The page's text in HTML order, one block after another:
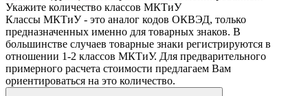
Укажите количество классов МКТиУ
Классы МКТиУ - это аналог кодов ОКВЭД, только
предназначенных именно для товарных знаков. В
большинстве случаев товарные знаки регистрируются в
отношении 1-2 классов МКТиУ. Для предварительного
примерного расчета стоимости предлагаем Вам
ориентироваться на это количество.